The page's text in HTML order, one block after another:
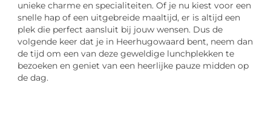
unieke charme en specialiteiten. Of je nu kiest voor een
snelle hap of een uitgebreide maaltijd, er is altijd een
plek die perfect aansluit bij jouw wensen. Dus de
volgende keer dat je in Heerhugowaard bent, neem dan
de tijd om een van deze geweldige lunchplekken te
bezoeken en geniet van een heerlijke pauze midden op
de dag.